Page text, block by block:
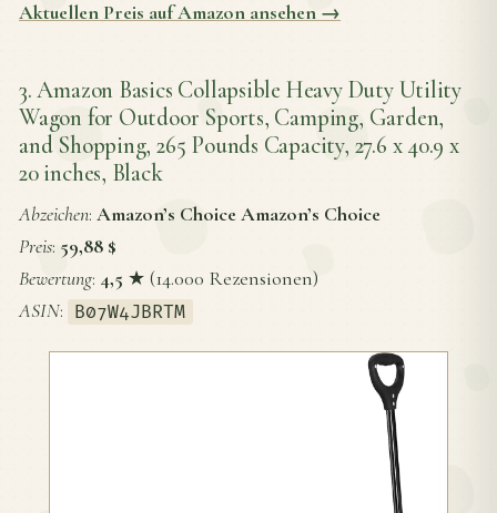
Aktuellen Preis auf Amazon ansehen →
3. Amazon Basics Collapsible Heavy Duty Utility
Wagon for Outdoor Sports, Camping, Garden,
and Shopping, 265 Pounds Capacity, 27.6 x 40.9 x
20 inches, Black
Abzeichen: Amazon’s Choice Amazon’s Choice
Preis: 59,88 $
Bewertung: 4,5 ★ (14.000 Rezensionen)
ASIN: B07W4JBRTM